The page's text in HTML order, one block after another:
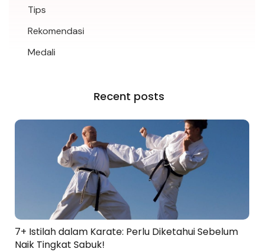
Tips
Rekomendasi
Medali
Recent posts
7+ Istilah dalam Karate: Perlu Diketahui Sebelum
Naik Tingkat Sabuk!